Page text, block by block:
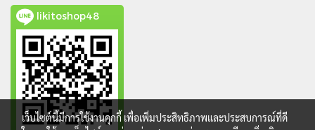
likitoshop48
เว็บไซต์นี้มีการใช้งานคุกกี้ เพื่อเพิ่มประสิทธิภาพและประสบการณ์ที่ดี